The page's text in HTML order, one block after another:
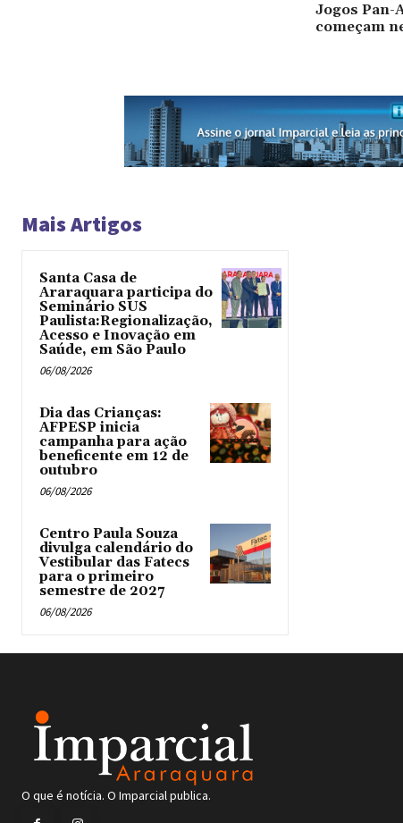
Jogos
começam
Mais Artigos
Santa Casa de
Araraquara participa do
Seminário SUS
Paulista:Regionalização,
Acesso e Inovação em
Saúde, em São Paulo
06/08/2026
Dia das Crianças:
AFPESP inicia
campanha para ação
beneficente em 12 de
outubro
06/08/2026
Centro Paula Souza
divulga calendário do
Vestibular das Fatecs
para o primeiro
semestre de 2027
06/08/2026
O que é notícia. O Imparcial publica.